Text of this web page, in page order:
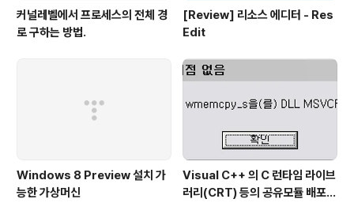
커널레벨에서 프로세스의 전체 경
로 구하는 방법.
[Review] 리소스 에디터 - Res
Edit
Windows 8 Preview 설치 가
능한 가상머신
Visual C++ 의 C 런타임 라이브
러리(CRT) 등의 공유모듈 배포시